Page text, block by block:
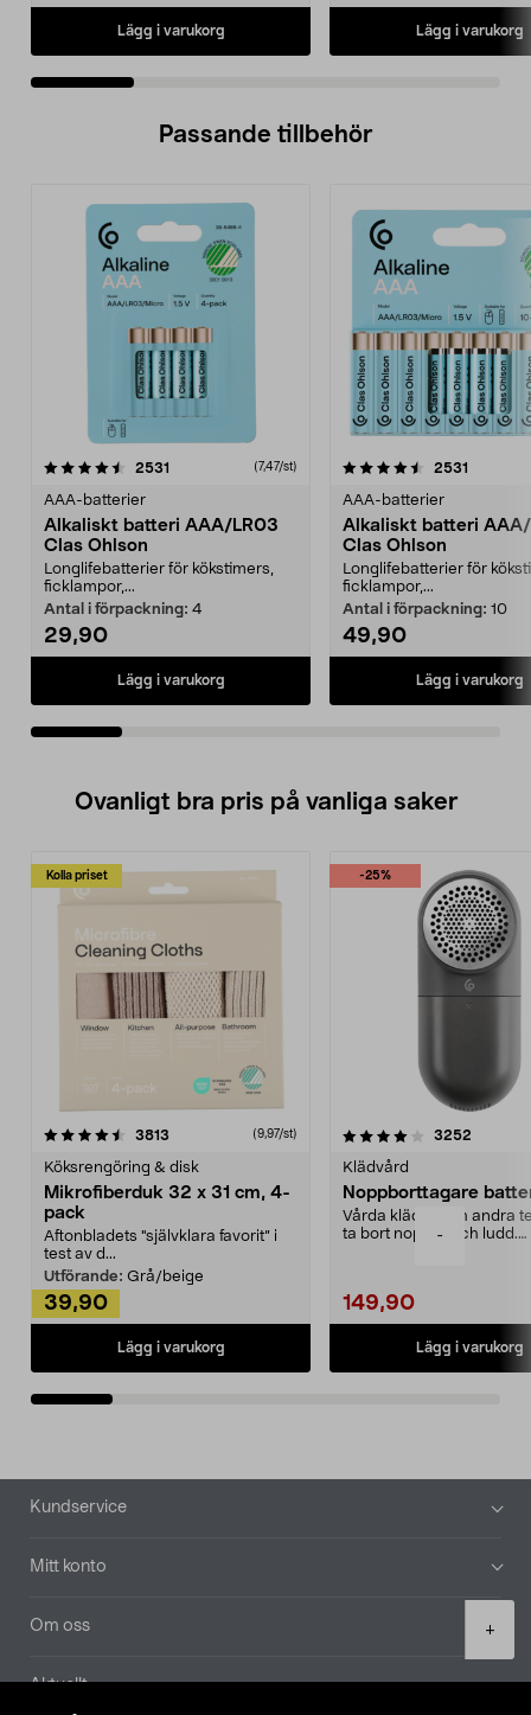
-
+
Lägg i varukorg Lägg i varukorg
Passande tillbehör
2531 (7,47/st)
AAA-batterier
Alkaliskt batteri AAA/LR03
Clas Ohlson
Longlifebatterier för kökstimers,
ficklampor,...
Antal i förpackning: 4
29,90
Lägg i varukorg
4.5av 5 stjärnor 2531
AAA-batterier
Alkaliskt batteri
Clas Ohlson
Longlifebatterier för
ficklampor,...
Antal i förpackning: 10
49,90
Lägg i varukorg
5.0av 5 stjärnor
Ovanligt bra pris på vanliga saker
Kolla priset
3813 (9,97/st)
Köksrengöring & disk
Mikrofiberduk 32 x 31 cm, 4-
pack
Aftonbladets "självklara favorit” i
test av d...
Utförande: Grå/beige
39,90
Lägg i varukorg
-25%
4.0av 5 stjärnor 3252
Klädvård
Noppborttagare
Vårda kläder och andra
ta bort noppor och ludd.
149,90
Lägg i varukorg
4.5av 5 stjärnor
Sidfot
Kundservice
Mitt konto
Om oss
Aktuellt